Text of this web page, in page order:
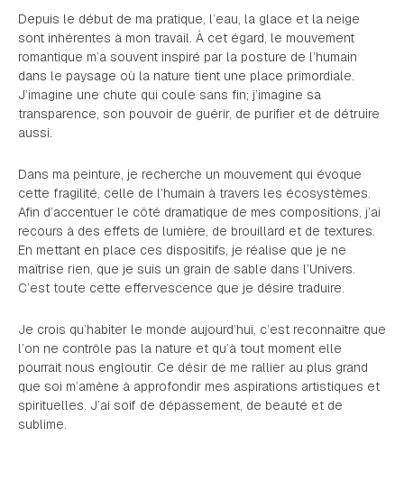
Depuis le début de ma pratique, l’eau, la glace et la neige
sont inhérentes à mon travail. À cet égard, le mouvement
romantique m’a souvent inspiré par la posture de l’humain
dans le paysage où la nature tient une place primordiale.
J’imagine une chute qui coule sans fin; j’imagine sa
transparence, son pouvoir de guérir, de purifier et de détruire
aussi.
Dans ma peinture, je recherche un mouvement qui évoque
cette fragilité, celle de l’humain à travers les écosystèmes.
Afin d’accentuer le côté dramatique de mes compositions, j’ai
recours à des effets de lumière, de brouillard et de textures.
En mettant en place ces dispositifs, je réalise que je ne
maîtrise rien, que je suis un grain de sable dans l’Univers.
C’est toute cette effervescence que je désire traduire.
Je crois qu’habiter le monde aujourd’hui, c’est reconnaître que
l’on ne contrôle pas la nature et qu’à tout moment elle
pourrait nous engloutir. Ce désir de me rallier au plus grand
que soi m’amène à approfondir mes aspirations artistiques et
spirituelles. J’ai soif de dépassement, de beauté et de
sublime.